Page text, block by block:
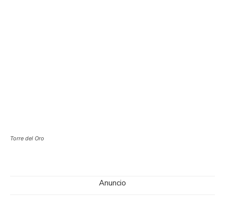
Torre del Oro
Anuncio